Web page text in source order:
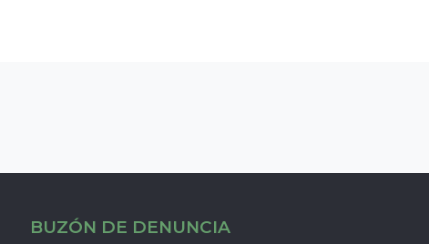
BUZÓN DE DENUNCIA